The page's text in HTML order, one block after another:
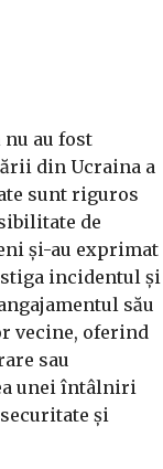
au fost
din Ucraina a
sunt riguros
de
și-au exprimat
incidentul și
său
vecine, oferind
sau
unei întâlniri
și